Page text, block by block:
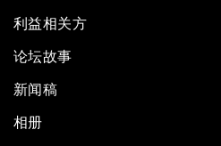
利益相关方
论坛故事
新闻稿
相册